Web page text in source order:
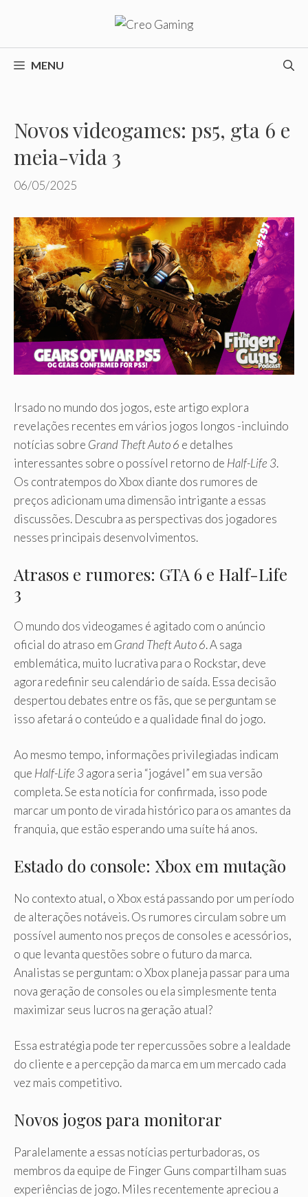
o
conteúdoMENU
Novos videogames: ps5, gta 6 e
meia-vida 3
06/05/2025
Irsado no mundo dos jogos, este artigo explora
revelações recentes em vários jogos longos -incluindo
notícias sobre Grand Theft Auto 6 e detalhes
interessantes sobre o possível retorno de Half-Life 3.
Os contratempos do Xbox diante dos rumores de
preços adicionam uma dimensão intrigante a essas
discussões. Descubra as perspectivas dos jogadores
nesses principais desenvolvimentos.
Atrasos e rumores: GTA 6 e Half-Life
3
O mundo dos videogames é agitado com o anúncio
oficial do atraso em Grand Theft Auto 6. A saga
emblemática, muito lucrativa para o Rockstar, deve
agora redefinir seu calendário de saída. Essa decisão
despertou debates entre os fãs, que se perguntam se
isso afetará o conteúdo e a qualidade final do jogo.
Ao mesmo tempo, informações privilegiadas indicam
que Half-Life 3agora seria “jogável” em sua versão
completa. Se esta notícia for confirmada, isso pode
marcar um ponto de virada histórico para os amantes da
franquia, que estão esperando uma suíte há anos.
Estado do console: Xbox em mutação
No contexto atual, o Xbox está passando por um período
de alterações notáveis. Os rumores circulam sobre um
possível aumento nos preços de consoles e acessórios,
o que levanta questões sobre o futuro da marca.
Analistas se perguntam: o Xbox planeja passar para uma
nova geração de consoles ou ela simplesmente tenta
maximizar seus lucros na geração atual?
Essa estratégia pode ter repercussões sobre a lealdade
do cliente e a percepção da marca em um mercado cada
vez mais competitivo.
Novos jogos para monitorar
Paralelamente a essas notícias perturbadoras, os
membros da equipe de Finger Guns compartilham suas
experiências de jogo. Miles recentemente apreciou a